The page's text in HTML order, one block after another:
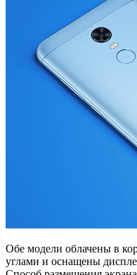
Обе модели облачены в
углами и оснащены